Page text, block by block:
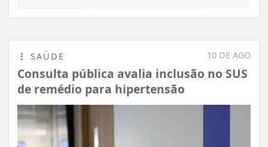
10 DE AGO
SAÚDE
Consulta pública avalia inclusão no SUS
de remédio para hipertensão